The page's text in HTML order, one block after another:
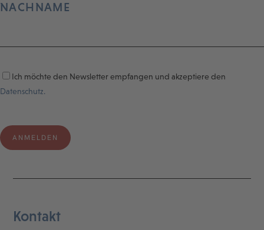
NACHNAME
Ich möchte den Newsletter empfangen und akzeptiere den
Datenschutz.
Kontakt